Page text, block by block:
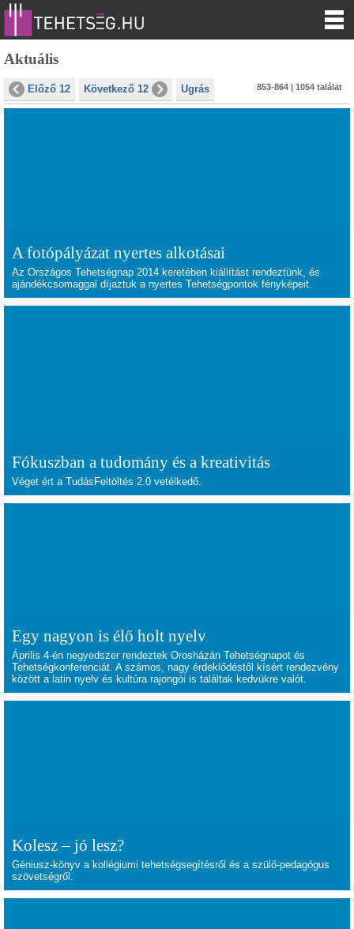
Aktuális
Előző 12 Következő 12 Ugrás 853-864 | 1054 találat
A fotópályázat nyertes alkotásai
Az Országos Tehetségnap 2014 keretében kiállítást rendeztünk, és
ajándékcsomaggal díjaztuk a nyertes Tehetségpontok fényképeit.
Fókuszban a tudomány és a kreativitás
Véget ért a TudásFeltöltés 2.0 vetélkedő.
Egy nagyon is élő holt nyelv
Április 4-én negyedszer rendeztek Orosházán Tehetségnapot és
Tehetségkonferenciát. A számos, nagy érdeklődéstől kísért rendezvény
között a latin nyelv és kultúra rajongói is találtak kedvükre valót.
Kolesz – jó lesz?
Géniusz-könyv a kollégiumi tehetségsegítésről és a szülő-pedagógus
szövetségről.